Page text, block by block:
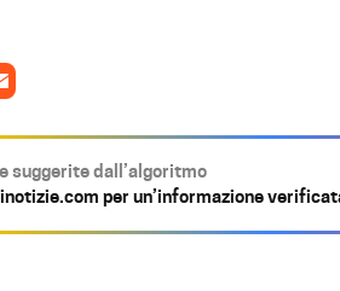
i
l
suggerite dall’algoritmo
per un’informazione